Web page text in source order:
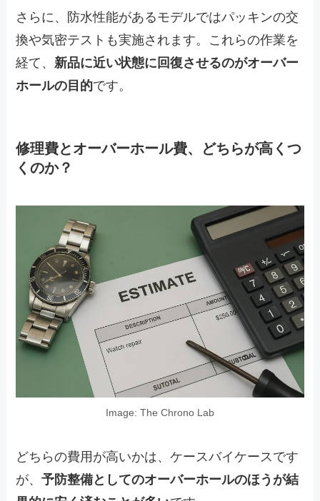
さらに、防水性能があるモデルではパッキンの交
換や気密テストも実施されます。これらの作業を
経て、 新品に近い状態に回復させるのがオーバー
ホールの目的です。
修理費とオーバーホール費、どちらが高くつ
くのか？
Image: The Chrono Lab
どちらの費用が高いかは、ケースバイケースです
が、予防整備としてのオーバーホールのほうが結